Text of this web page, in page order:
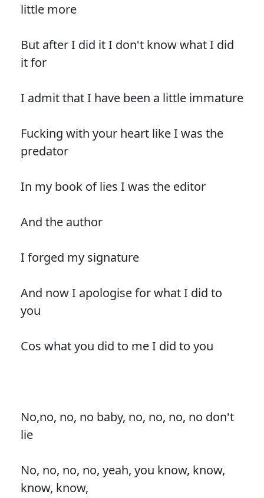
little more
But after I did it I don't know what I did
it for
I admit that I have been a little immature
Fucking with your heart like I was the
predator
In my book of lies I was the editor
And the author
I forged my signature
And now I apologise for what I did to
you
Cos what you did to me I did to you
No,no, no, no baby, no, no, no, no don't
lie
No, no, no, no, yeah, you know, know,
know, know,